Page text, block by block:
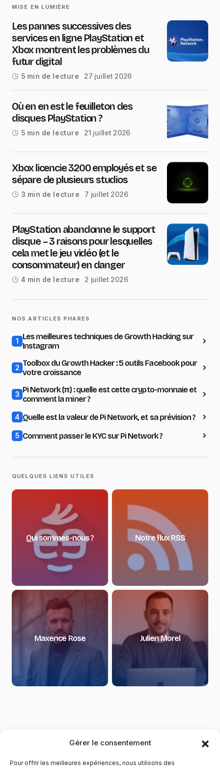
Gérer le consentement
Pour offrir les meilleures expériences, nous utilisons des
MISE EN LUMIÈRE
Les pannes successives des
services en ligne PlayStation et
Xbox montrent les problèmes du
futur digital
5 min de lecture 27 juillet 2026
Où en en est le feuilleton des
disques PlayStation ?
5 min de lecture 21 juillet 2026
Xbox licencie 3200 employés et se
sépare de plusieurs studios
3 min de lecture 7 juillet 2026
PlayStation abandonne le support
disque – 3 raisons pour lesquelles
cela met le jeu vidéo (et le
consommateur) en danger
4 min de lecture 2 juillet 2026
NOS ARTICLES PHARES
1 Les meilleures techniques de Growth Hacking sur
Instagram
2 Toolbox du Growth Hacker : 5 outils Facebook pour
votre croissance
3 Pi Network (π) : quelle est cette crypto-monnaie et
comment la miner ?
4 Quelle est la valeur de Pi Network, et sa prévision ?
5 Comment passer le KYC sur Pi Network ?
QUELQUES LIENS UTILES
Qui sommes-nous ? Notre flux RSS
Maxence Rose Julien Morel